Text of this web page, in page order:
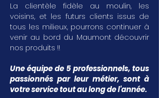
La clientèle fidèle au moulin, les
voisins, et les futurs clients issus de
tous les milieux, pourrons continuer à
venir au bord du Maumont découvrir
nos produits !!
Une équipe de 5 professionnels, tous
passionnés par leur métier, sont à
votre service tout au long de l'année.